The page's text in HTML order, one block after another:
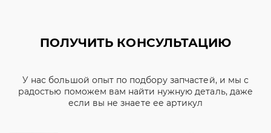
ПОЛУЧИТЬ КОНСУЛЬТАЦИЮ
У нас большой опыт по подбору запчастей, и мы с
радостью поможем вам найти нужную деталь, даже
если вы не знаете ее артикул